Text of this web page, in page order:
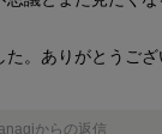
。ありがとうござ
からの返信